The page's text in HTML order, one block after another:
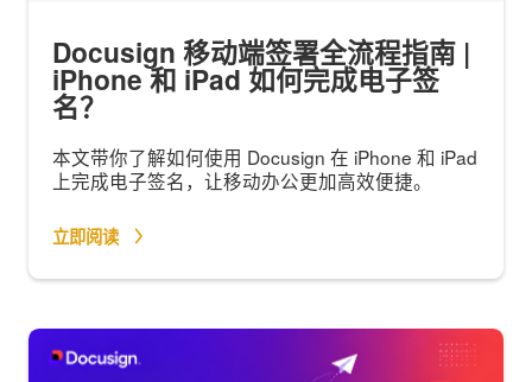
Docusign 移动端签署全流程指南 |
iPhone 和 iPad 如何完成电子签
名？
本文带你了解如何使用 Docusign 在 iPhone 和 iPad
上完成电子签名，让移动办公更加高效便捷。
立即阅读